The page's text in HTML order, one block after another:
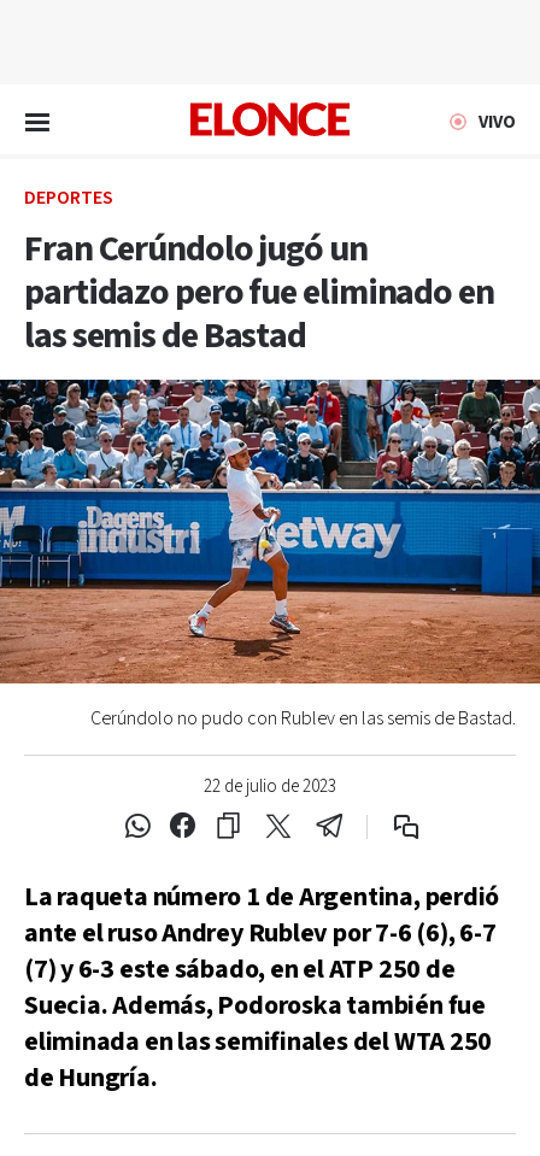
VIVO
DEPORTES
Fran Cerúndolo jugó un
partidazo pero fue eliminado en
las semis de Bastad
22 de julio de 2023
Cerúndolo no pudo con Rublev en las semis de Bastad.
La raqueta número 1 de Argentina, perdió
ante el ruso Andrey Rublev por 7-6 (6), 6-7
(7) y 6-3 este sábado, en el ATP 250 de
Suecia. Además, Podoroska también fue
eliminada en las semifinales del WTA 250
de Hungría.